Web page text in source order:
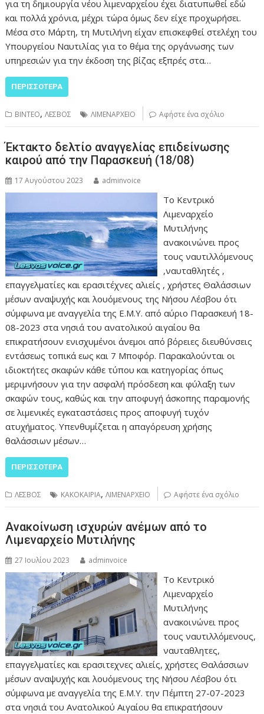
για τη δημιουργία νέου λιμεναρχείου έχει διατυπωθεί εδώ
και πολλά χρόνια, μέχρι τώρα όμως δεν είχε προχωρήσει.
Μέσα στο Μάρτη, τη Μυτιλήνη είχαν επισκεφθεί στελέχη του
Υπουργείου Ναυτιλίας για το θέμα της οργάνωσης των
υπηρεσιών για την έκδοση της βίζας εξπρές στα…
ΠΕΡΙΣΣΌΤΕΡΑ
ΒΙΝΤΕΟ,ΛΕΣΒΟΣ ΛΙΜΕΝΑΡΧΕΙΟ Αφήστε ένα σχόλιο
Έκτακτο δελτίο αναγγελίας επιδείνωσης
καιρού από την Παρασκευή (18/08)
17 Αυγούστου 2023 adminvoice
Το Κεντρικό
Λιμεναρχείο
Μυτιλήνης
ανακοινώνει προς
τους ναυτιλλόμενους
,ναυταθλητές ,
επαγγελματίες και ερασιτέχνες αλιείς , χρήστες Θαλάσσιων
μέσων αναψυχής και λουόμενους της Νήσου Λέσβου ότι
σύμφωνα με αναγγελία της Ε.Μ.Υ. από αύριο Παρασκευή 18-
08-2023 στα νησιά του ανατολικού αιγαίου θα
επικρατήσουν ενισχυμένοι άνεμοι από βόρειες διευθύνσεις
εντάσεως τοπικά εως και 7 Μποφόρ. Παρακαλούνται οι
ιδιοκτήτες σκαφών κάθε τύπου και κατηγορίας όπως
μεριμνήσουν για την ασφαλή πρόσδεση και φύλαξη των
σκαφών τους, καθώς και την αποφυγή άσκοπης παραμονής
σε λιμενικές εγκαταστάσεις προς αποφυγή τυχόν
ατυχήματος. Υπενθυμίζεται η απαγόρευση χρήσης
θαλάσσιων μέσων…
ΠΕΡΙΣΣΌΤΕΡΑ
ΛΕΣΒΟΣ ΚΑΚΟΚΑΙΡΙΑ,ΛΙΜΕΝΑΡΧΕΙΟ Αφήστε ένα σχόλιο
Ανακοίνωση ισχυρών ανέμων από το
Λιμεναρχείο Μυτιλήνης
27 Ιουλίου 2023 adminvoice
Το Κεντρικό
Λιμεναρχείο
Μυτιλήνης
ανακοινώνει προς
τους ναυτιλλόμενους,
ναυταθλητες,
επαγγελματίες και ερασιτεχνες αλιείς, χρήστες Θαλάσσιων
μέσων αναψυχής και λουόμενους της Νήσου Λέσβου ότι
σύμφωνα με αναγγελία της Ε.Μ.Υ. την Πέμπτη 27-07-2023
στα νησιά του Ανατολικού Αιγαίου θα επικρατήσουν